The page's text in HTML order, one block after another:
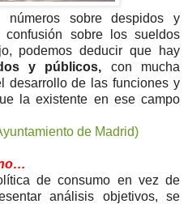
sobre despidos y
sobre los sueldos
podemos deducir que hay
y públicos, con mucha
desarrollo de las funciones y
la existente en ese campo
de Madrid)
de consumo en vez de
análisis objetivos, se